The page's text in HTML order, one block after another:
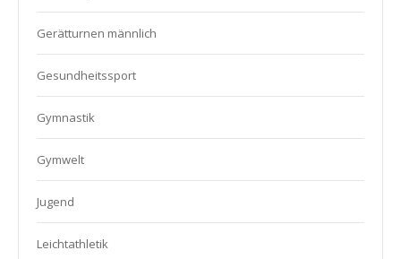
Gerätturnen männlich
Gesundheitssport
Gymnastik
Gymwelt
Jugend
Leichtathletik